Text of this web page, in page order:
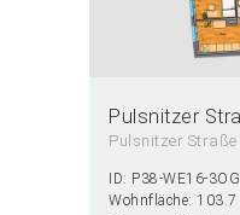
Pulsnitzer
Pulsnitzer
ID: P38-WE16-3OG
Wohnfläche: 103.7